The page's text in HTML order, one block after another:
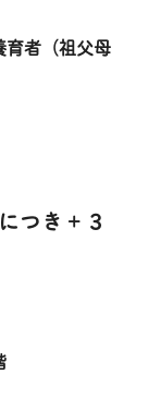
者（祖父母
つき＋３